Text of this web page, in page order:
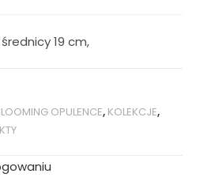
19 cm,
OPULENCE, KOLEKCJE,